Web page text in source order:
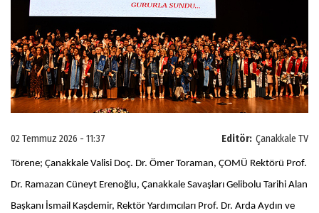
Editör: Çanakkale TV
02 Temmuz 2026 - 11:37
Törene; Çanakkale Valisi Doç. Dr. Ömer Toraman, ÇOMÜ Rektörü Prof.
Dr. Ramazan Cüneyt Erenoğlu, Çanakkale Savaşları Gelibolu Tarihi Alan
Başkanı İsmail Kaşdemir, Rektör Yardımcıları Prof. Dr. Arda Aydın ve